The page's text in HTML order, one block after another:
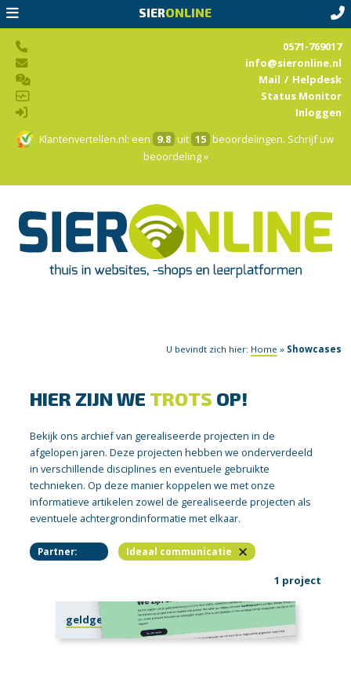
SIERONLINE
Klantenvertellen.nl: een 9.8 uit 15 beoordelingen. Schrijf uw
beoordeling »
0571-769017
info@sieronline.nl
Mail / Helpdesk
Status Monitor
Inloggen
U bevindt zich hier: Home » Showcases
HIER ZIJN WE TROTS OP!
Bekijk ons archief van gerealiseerde projecten in de
afgelopen jaren. Deze projecten hebben we onderverdeeld
in verschillende disciplines en eventuele gebruikte
technieken. Op deze manier koppelen we met onze
informatieve artikelen zowel de gerealiseerde projecten als
eventuele achtergrondinformatie met elkaar.
Partner: Ideaal communicatie
1 project
geldgezond.nl